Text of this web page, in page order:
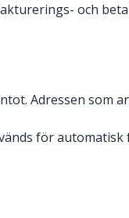
och
Adressen som
för